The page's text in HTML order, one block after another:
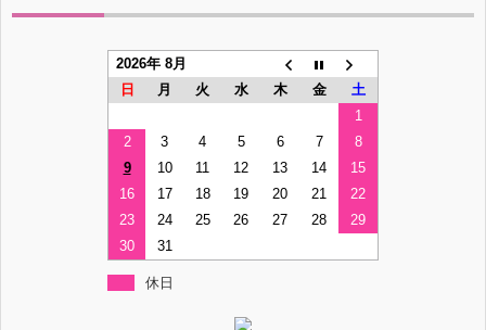
2026年 8月
日
月 火 水 木 金
土
1
2
3 4 5 6 7
8
9
10 11 12 13 14
15
16
17 18 19 20 21
22
23
24 25 26 27 28
29
30
31
休日